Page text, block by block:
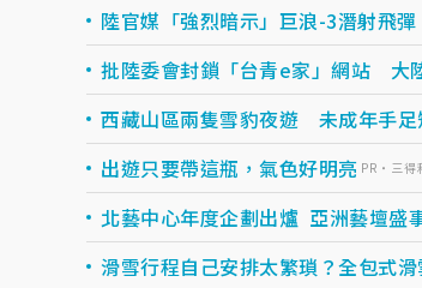
陸官媒「強烈暗示」巨浪-3潛射飛
批陸委會封鎖「台青e家」網站 大
西藏山區兩隻雪豹夜遊 未成年手
出遊只要帶這瓶，氣色好明亮 PR・三
北藝中心年度企劃出爐 亞洲藝壇盛
滑雪行程自己安排太繁瑣？全包式